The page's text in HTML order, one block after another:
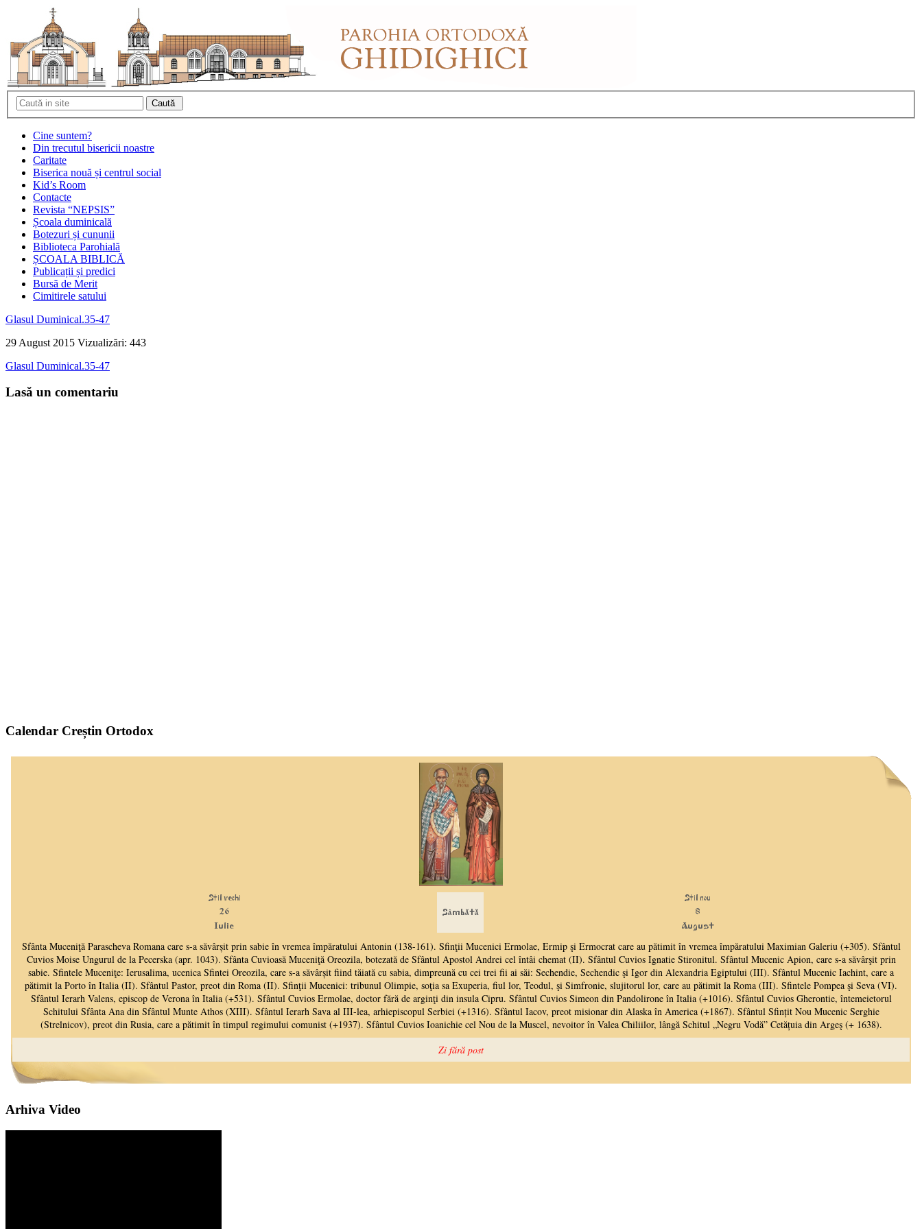
Cine suntem?
Din trecutul bisericii noastre
Caritate
Biserica nouă și centrul social
Kid’s Room
Contacte
Revista “NEPSIS”
Școala duminicală
Botezuri și cununii
Biblioteca Parohială
ȘCOALA BIBLICĂ
Publicații și predici
Bursă de Merit
Cimitirele satului
Glasul Duminical.35-47
29 August 2015 Vizualizări: 443
Glasul Duminical.35-47
Lasă un comentariu
Calendar Creștin Ortodox
Arhiva Video